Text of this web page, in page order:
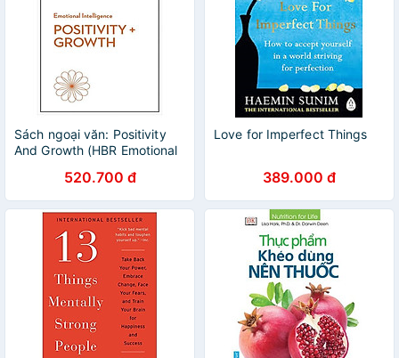
Sách ngoại văn: Positivity
And Growth (HBR Emotional
520.700 đ
Love for Imperfect Things
389.000 đ